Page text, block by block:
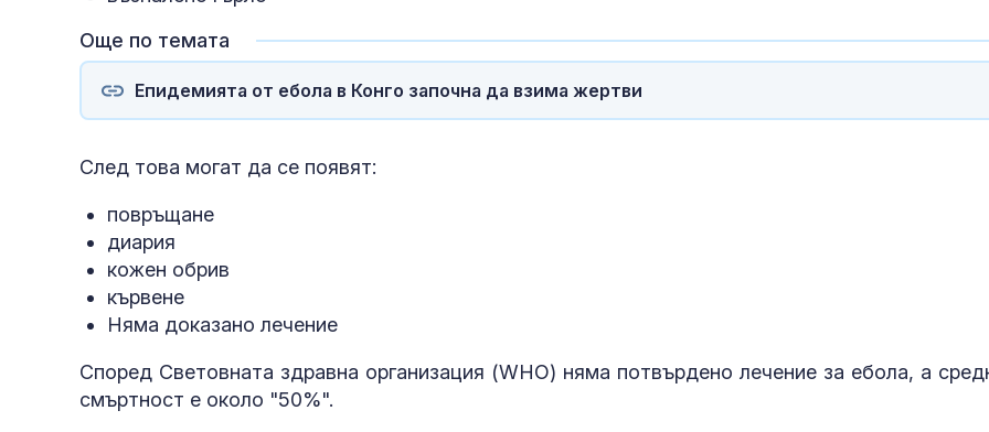
Още по темата
Епидемията от ебола в Конго започна да взима жертви
След това могат да се появят:
повръщане
диария
кожен обрив
кървене
Няма доказано лечение
Според Световната здравна организация (WHO) няма потвърдено лечение за ебола, а
смъртност е около "50%".